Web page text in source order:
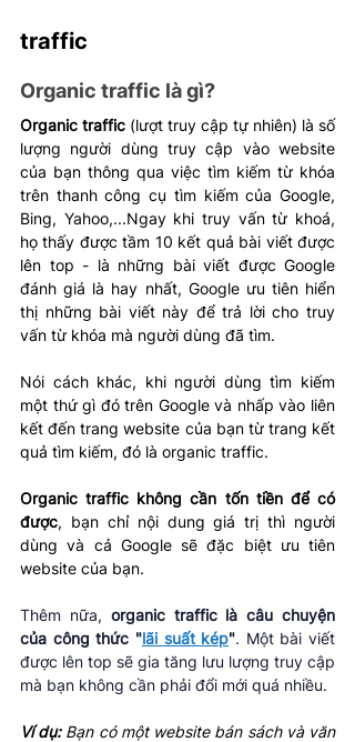
traffic
Organic traffic là gì?
Organic traffic (lượt truy cập tự nhiên) là số
lượng người dùng truy cập vào website
của bạn thông qua việc tìm kiếm từ khóa
trên thanh công cụ tìm kiếm của Google,
Bing, Yahoo,...Ngay khi truy vấn từ khoá,
họ thấy được tầm 10 kết quả bài viết được
lên top - là những bài viết được Google
đánh giá là hay nhất, Google ưu tiên hiển
thị những bài viết này để trả lời cho truy
vấn từ khóa mà người dùng đã tìm.
Nói cách khác, khi người dùng tìm kiếm
một thứ gì đó trên Google và nhấp vào liên
kết đến trang website của bạn từ trang kết
quả tìm kiếm, đó là organic traffic.
Organic traffic không cần tốn tiền để có
được, bạn chỉ nội dung giá trị thì người
dùng và cả Google sẽ đặc biệt ưu tiên
website của bạn.
Thêm nữa, organic traffic là câu chuyện
của công thức "lãi suất kép". Một bài viết
được lên top sẽ gia tăng lưu lượng truy cập
mà bạn không cần phải đổi mới quá nhiều.
Ví dụ: Bạn có một website bán sách và văn